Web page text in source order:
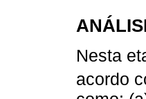
Nesta
acordo